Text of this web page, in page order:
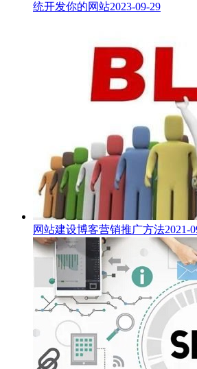
统开发你的网站2023-09-29
网站建设博客营销推广方法2021-